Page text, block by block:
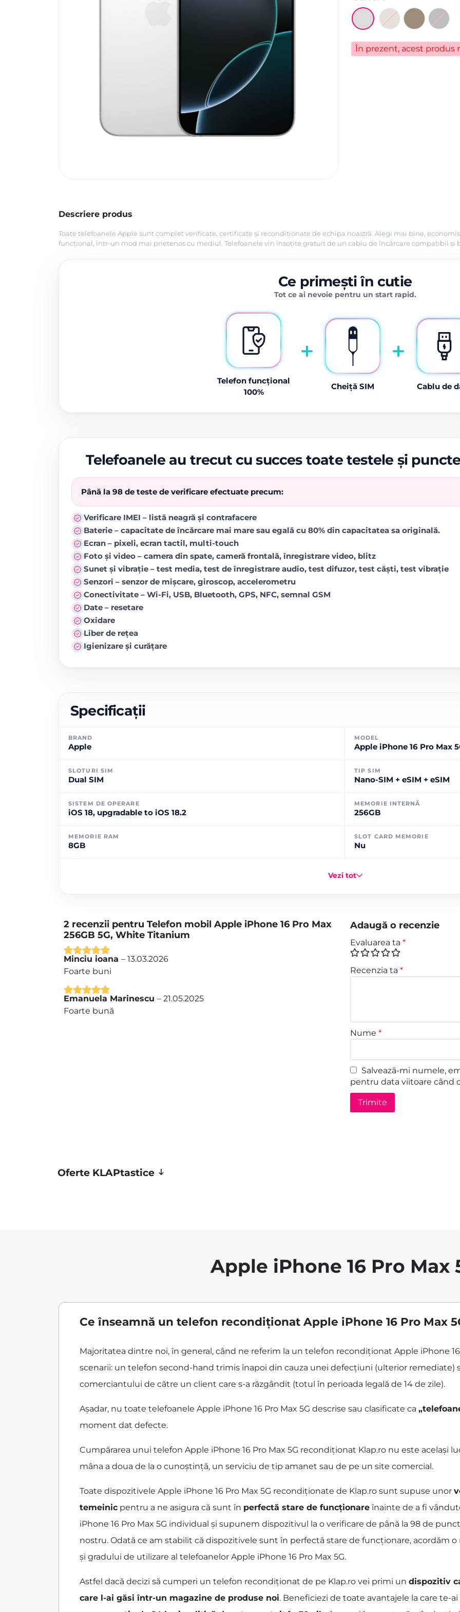
În prezent, acest produs
Descriere produs
Toate telefoanele Apple sunt complet verificate, certificate și recondiționate de echipa noastră. Alegi mai bine,
funcțional, într-un mod mai prietenos cu mediul. Telefoanele vin însoțite gratuit de un cablu de încărcare compatibil și
Ce primești în cutie
Tot ce ai nevoie pentru un start rapid.
Telefon funcțional
100%
+
Cheiță SIM
+
Cablu de
Telefoanele au trecut cu succes toate testele și
Până la 98 de teste de verificare efectuate precum:
Verificare IMEI – listă neagră și contrafacere
Baterie – capacitate de încărcare mai mare sau egală cu 80% din capacitatea sa originală.
Ecran – pixeli, ecran tactil, multi-touch
Foto și video – camera din spate, cameră frontală, înregistrare video, blitz
Sunet și vibrație – test media, test de înregistrare audio, test difuzor, test căști, test vibrație
Senzori – senzor de mișcare, giroscop, accelerometru
Conectivitate – Wi-Fi, USB, Bluetooth, GPS, NFC, semnal GSM
Date – resetare
Oxidare
Liber de rețea
Igienizare și curățare
Specificații
BRAND
Apple
MODEL
Apple iPhone 16 Pro Max
SLOTURI SIM
Dual SIM
TIP SIM
Nano-SIM + eSIM + eSIM
SISTEM DE OPERARE
iOS 18, upgradable to iOS 18.2
MEMORIE INTERNĂ
256GB
MEMORIE RAM
8GB
SLOT CARD MEMORIE
Nu
Vezi tot
2 recenzii pentru Telefon mobil Apple iPhone 16 Pro Max
256GB 5G, White Titanium
Evaluat la5
din 5
Minciu ioana – 13.03.2026
Foarte buni
Evaluat la5
din 5
Emanuela Marinescu – 21.05.2025
Foarte bună
Adaugă o recenzie
Evaluarea ta *
Recenzia ta *
Nume *
Salvează-mi numele,
pentru data viitoare când
Oferte KLAPtastice
Apple iPhone 16 Pro Max
Ce înseamnă un telefon recondiționat Apple iPhone 16 Pro Max
Majoritatea dintre noi, în general, când ne referim la un telefon recondiționat Apple iPhone
scenarii: un telefon second-hand trimis înapoi din cauza unei defecțiuni (ulterior remediate)
comerciantului de către un client care s-a răzgândit (totul în perioada legală de 14 de zile).
Așadar, nu toate telefoanele Apple iPhone 16 Pro Max 5G descrise sau clasificate ca
moment dat defecte.
Cumpărarea unui telefon Apple iPhone 16 Pro Max 5G recondiționat Klap.ro nu este același
mâna a doua de la o cunoștință, un serviciu de tip amanet sau de pe un site comercial.
Toate dispozitivele Apple iPhone 16 Pro Max 5G recondiționate de Klap.ro sunt supuse unor
temeinic pentru a ne asigura că sunt în perfectă stare de funcționare înainte de a fi
iPhone 16 Pro Max 5G individual și supunem dispozitivul la o verificare de până la 98 de
nostru. Odată ce am stabilit că dispozitivele sunt în perfectă stare de funcționare, acordăm
și gradului de utilizare al telefoanelor Apple iPhone 16 Pro Max 5G.
Astfel dacă decizi să cumperi un telefon recondiționat de pe Klap.ro vei primi un dispozitiv
care l-ai găsi într-un magazine de produse noi. Beneficiezi de toate avantajele la care te-